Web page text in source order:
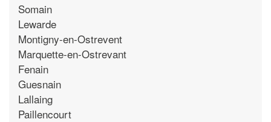
Somain
Lewarde
Montigny-en-Ostrevent
Marquette-en-Ostrevant
Fenain
Guesnain
Lallaing
Paillencourt